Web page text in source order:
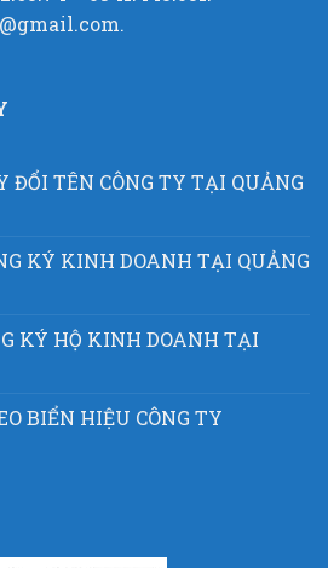
ĐỔI TÊN CÔNG TY TẠI QUẢNG
KÝ KINH DOANH TẠI QUẢNG
KÝ HỘ KINH DOANH TẠI
BIỂN HIỆU CÔNG TY